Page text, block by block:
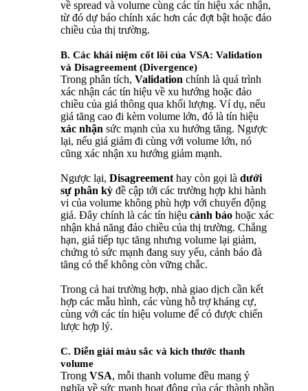
về spread và volume cùng các tín hiệu xác nhận,
từ đó dự báo chính xác hơn các đợt bật hoặc đảo
chiều của thị trường.
B. Các khái niệm cốt lõi của VSA: Validation
và Disagreement (Divergence)
Trong phân tích, Validation chính là quá trình
xác nhận các tín hiệu về xu hướng hoặc đảo
chiều của giá thông qua khối lượng. Ví dụ, nếu
giá tăng cao đi kèm volume lớn, đó là tín hiệu
xác nhận sức mạnh của xu hướng tăng. Ngược
lại, nếu giá giảm đi cùng với volume lớn, nó
cũng xác nhận xu hướng giảm mạnh.
Ngược lại, Disagreement hay còn gọi là dưới
sự phân kỳ đề cập tới các trường hợp khi hành
vi của volume không phù hợp với chuyển động
giá. Đây chính là các tín hiệu cảnh báo hoặc xác
nhận khả năng đảo chiều của thị trường. Chẳng
hạn, giá tiếp tục tăng nhưng volume lại giảm,
chứng tỏ sức mạnh đang suy yếu, cảnh báo đà
tăng có thể không còn vững chắc.
Trong cả hai trường hợp, nhà giao dịch cần kết
hợp các mẫu hình, các vùng hỗ trợ kháng cự,
cùng với các tín hiệu volume để có được chiến
lược hợp lý.
C. Diễn giải màu sắc và kích thước thanh
volume
Trong VSA, mỗi thanh volume đều mang ý
nghĩa về sức mạnh hoạt động của các thành phần